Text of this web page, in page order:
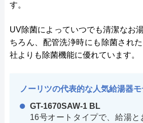
す。
UV除菌によっていつでも清潔なお
ちろん、配管洗浄時にも除菌され
社よりも除菌機能に優れています。
ノーリツの代表的な人気給湯器
GT-1670SAW-1 BL
16号オートタイプで、給湯と